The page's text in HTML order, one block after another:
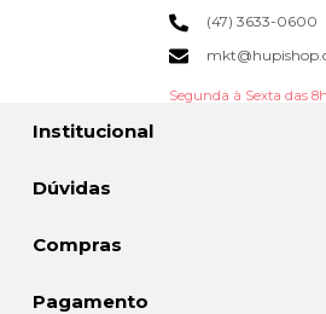
Institucional
Dúvidas
Compras
(47) 3633-0600
Segunda à Sexta das
Pagamento